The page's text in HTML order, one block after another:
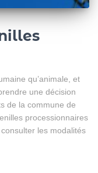
qu’animale, et
une décision
de la commune de
processionnaires
les modalités